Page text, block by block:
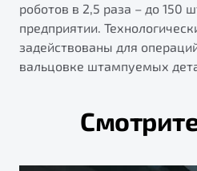
роботов в 2,5 раза – до 150
предприятии.
задействованы для
вальцовке штампуемых